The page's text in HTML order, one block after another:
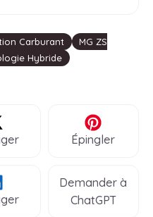
Carburant
MG ZS
Hybride
Épingler
Demander à
ChatGPT